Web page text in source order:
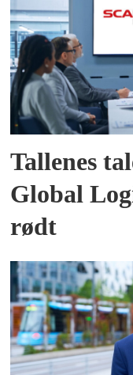
Tallenes
Global
rødt